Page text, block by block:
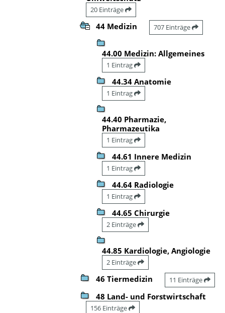
20 Einträge
44 Medizin 707 Einträge
44.00 Medizin: Allgemeines
1 Eintrag
44.34 Anatomie
1 Eintrag
44.40 Pharmazie,
Pharmazeutika
1 Eintrag
44.61 Innere Medizin
1 Eintrag
44.64 Radiologie
1 Eintrag
44.65 Chirurgie
2 Einträge
44.85 Kardiologie, Angiologie
2 Einträge
46 Tiermedizin 11 Einträge
48 Land- und Forstwirtschaft
156 Einträge